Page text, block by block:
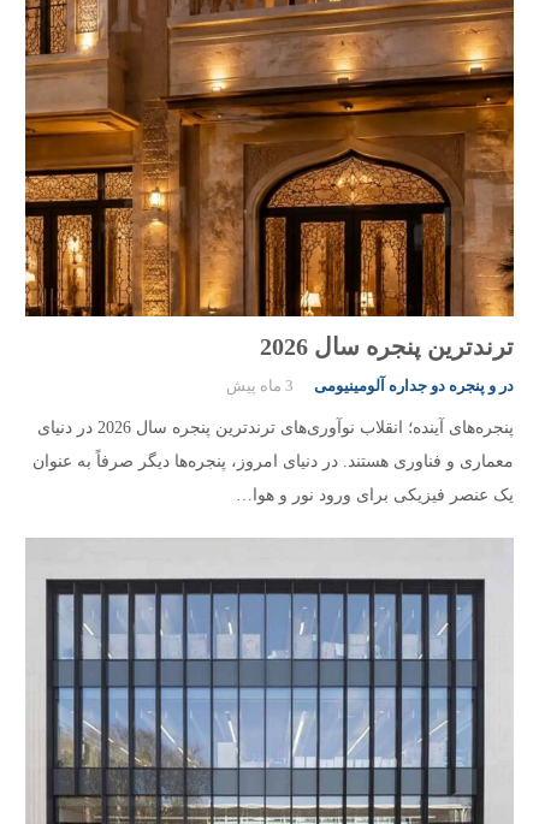
ترندترین پنجره سال 2026
در و پنجره دو جداره آلومینیومی 3 ماه پیش
پنجره‌های آینده؛ انقلاب نوآوری‌های ترندترین پنجره سال 2026 در دنیای
معماری و فناوری هستند. در دنیای امروز، پنجره‌ها دیگر صرفاً به عنوان
یک عنصر فیزیکی برای ورود نور و هوا…